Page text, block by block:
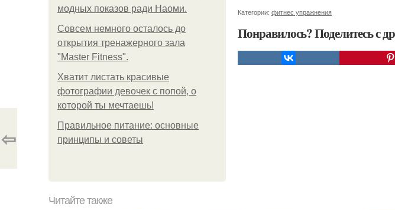
модных показов ради Наоми.
Совсем немного осталось до
открытия тренажерного зала
"Master Fitness".
Хватит листать красивые
фотографии девочек с попой, о
которой ты мечтаешь!
Правильное питание: основные
принципы и советы
Категории: фитнес упражнения
Понравилось? Поделитесь с
⇦
Читайте также